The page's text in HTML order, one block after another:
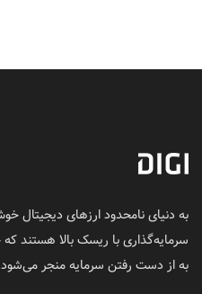
به دنیای نامحدود ارزهای دیجیتال
سرمایه‌گذاری با ریسک بالا هستند
به از دست رفتن سرمایه منجر